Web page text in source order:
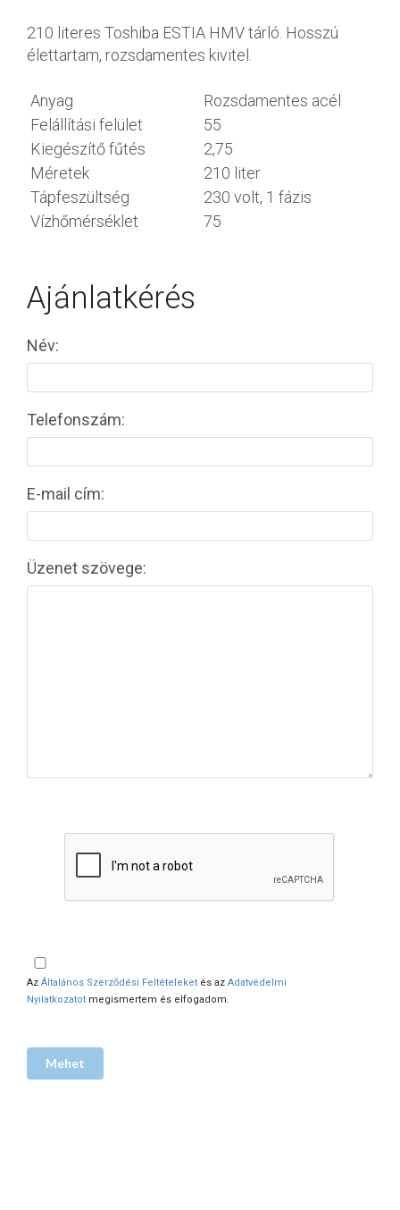
210 literes Toshiba ESTIA HMV tárló. Hosszú
élettartam, rozsdamentes kivitel.
Anyag
Rozsdamentes acél
Felállítási felület
55
Kiegészítő fűtés
2,75
Méretek
210 liter
Tápfeszültség
230 volt, 1 fázis
Vízhőmérséklet
75
Ajánlatkérés
Név:
Telefonszám:
E-mail cím:
Üzenet szövege:
Az Általános Szerződési Feltételeket és az Adatvédelmi
Nyilatkozatot megismertem és elfogadom.